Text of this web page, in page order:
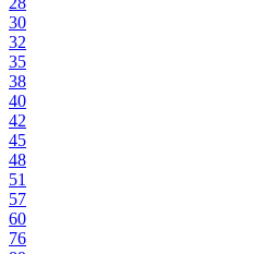
30
32
35
38
40
42
45
48
51
57
60
76